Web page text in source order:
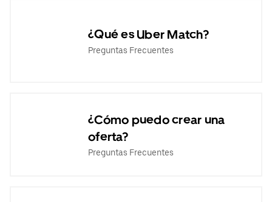
¿Qué es Uber Match?
Preguntas Frecuentes
¿Cómo puedo crear una
oferta?
Preguntas Frecuentes